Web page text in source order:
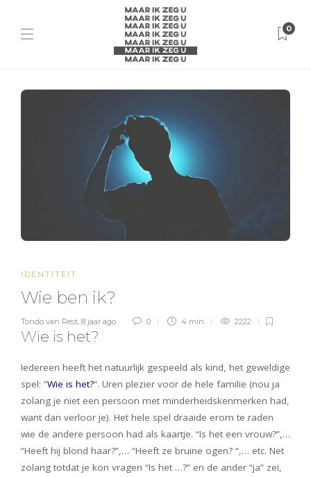
0
IDENTITEIT
Wie ben ik?
Tondo van Rest, 8 jaar ago 0 4 min 2222
Wie is het?
Iedereen heeft het natuurlijk gespeeld als kind, het geweldige
spel: “Wie is het?“. Uren plezier voor de hele familie (nou ja
zolang je niet een persoon met minderheidskenmerken had,
want dan verloor je). Het hele spel draaide erom te raden
wie de andere persoon had als kaartje. “Is het een vrouw?”,…
“Heeft hij blond haar?”,… “Heeft ze bruine ogen? “,… etc. Net
zolang totdat je kon vragen “Is het …?” en de ander “ja” zei,